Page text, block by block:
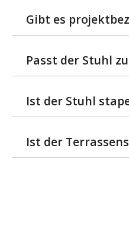
Gibt es
Passt der Stuhl
Ist der Stuhl
Ist der